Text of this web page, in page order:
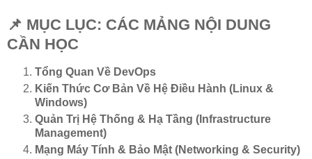
📌 MỤC LỤC: CÁC MẢNG NỘI DUNG
CẦN HỌC
Tổng Quan Về DevOps
Kiến Thức Cơ Bản Về Hệ Điều Hành (Linux &
Windows)
Quản Trị Hệ Thống & Hạ Tầng (Infrastructure
Management)
Mạng Máy Tính & Bảo Mật (Networking & Security)